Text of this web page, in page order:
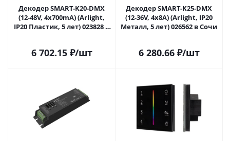
Декодер SMART-K20-DMX
(12-48V, 4x700mA) (Arlight,
IP20 Пластик, 5 лет) 023828 в
6 702.15₽/шт
Декодер SMART-K25-DMX
(12-36V, 4x8A) (Arlight, IP20
Металл, 5 лет) 026562 в Сочи
6 280.66₽/шт